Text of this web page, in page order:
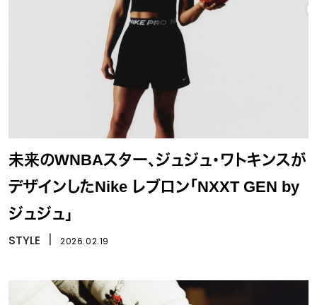
未来のWNBAスター、ジュジュ・ワトキンスが
デザインしたNike レブロン「NXXT GEN by
ジュジュ」
STYLE 2026.02.19